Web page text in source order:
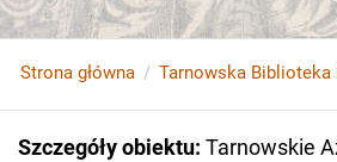
Strona główna Tarnowska Biblioteka
Szczegóły obiektu: Tarnowskie